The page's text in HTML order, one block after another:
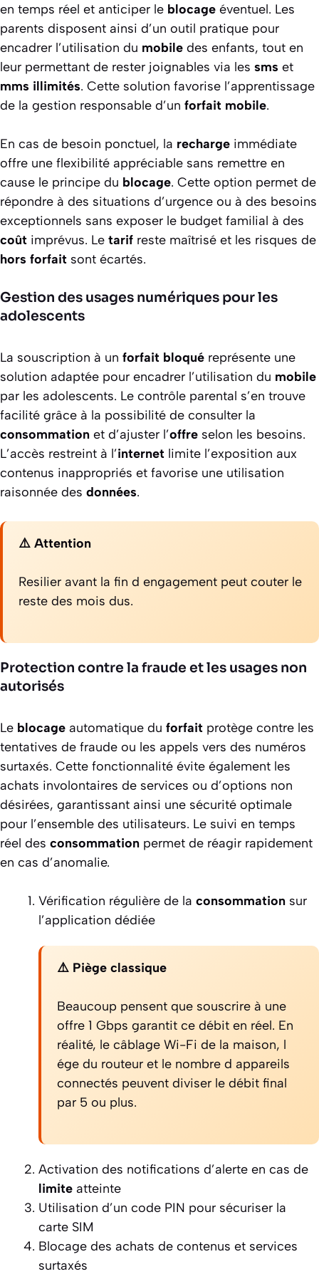
en temps réel et anticiper le blocage éventuel. Les
parents disposent ainsi d’un outil pratique pour
encadrer l’utilisation du mobile des enfants, tout en
leur permettant de rester joignables via les sms et
mms illimités. Cette solution favorise l’apprentissage
de la gestion responsable d’un forfait mobile.
En cas de besoin ponctuel, la recharge immédiate
offre une flexibilité appréciable sans remettre en
cause le principe du blocage. Cette option permet de
répondre à des situations d’urgence ou à des besoins
exceptionnels sans exposer le budget familial à des
coût imprévus. Le tarif reste maîtrisé et les risques de
hors forfait sont écartés.
Gestion des usages numériques pour les
adolescents
La souscription à un forfait bloqué représente une
solution adaptée pour encadrer l’utilisation du mobile
par les adolescents. Le contrôle parental s’en trouve
facilité grâce à la possibilité de consulter la
consommation et d’ajuster l’offre selon les besoins.
L’accès restreint à l’internet limite l’exposition aux
contenus inappropriés et favorise une utilisation
raisonnée des données.
⚠️ Attention
Resilier avant la fin d engagement peut couter le
reste des mois dus.
Protection contre la fraude et les usages non
autorisés
Le blocage automatique du forfait protège contre les
tentatives de fraude ou les appels vers des numéros
surtaxés. Cette fonctionnalité évite également les
achats involontaires de services ou d’options non
désirées, garantissant ainsi une sécurité optimale
pour l’ensemble des utilisateurs. Le suivi en temps
réel des consommation permet de réagir rapidement
en cas d’anomalie.
Vérification régulière de la consommation sur
l’application dédiée
⚠️ Piège classique
Beaucoup pensent que souscrire à une
offre 1 Gbps garantit ce débit en réel. En
réalité, le câblage Wi-Fi de la maison, l
ége du routeur et le nombre d appareils
connectés peuvent diviser le débit final
par 5 ou plus.
Activation des notifications d’alerte en cas de
limite atteinte
Utilisation d’un code PIN pour sécuriser la
carte SIM
Blocage des achats de contenus et services
surtaxés